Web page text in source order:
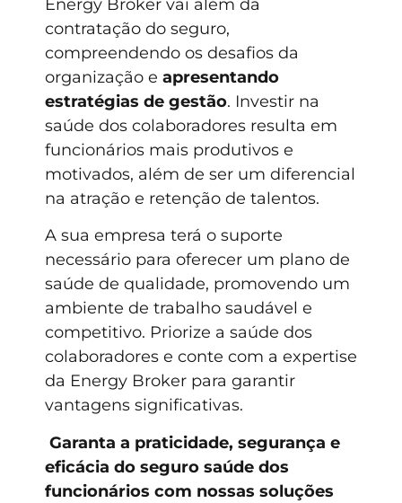
Energy Broker vai além da
contratação do seguro,
compreendendo os desafios da
organização e apresentando
estratégias de gestão. Investir na
saúde dos colaboradores resulta em
funcionários mais produtivos e
motivados, além de ser um diferencial
na atração e retenção de talentos.
A sua empresa terá o suporte
necessário para oferecer um plano de
saúde de qualidade, promovendo um
ambiente de trabalho saudável e
competitivo. Priorize a saúde dos
colaboradores e conte com a expertise
da Energy Broker para garantir
vantagens significativas.
Garanta a praticidade, segurança e
eficácia do seguro saúde dos
funcionários com nossas soluções